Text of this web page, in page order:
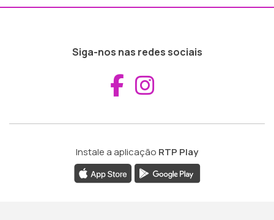
Siga-nos nas redes sociais
Aceder ao
Instale a aplicação RTP Play